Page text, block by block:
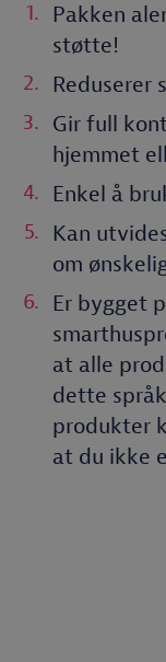
Pakken
støtte!
Reduserer
Gir full
hjemmet
Enkel å
Kan
om
Er bygget
at alle
dette
produkter
at du ikke